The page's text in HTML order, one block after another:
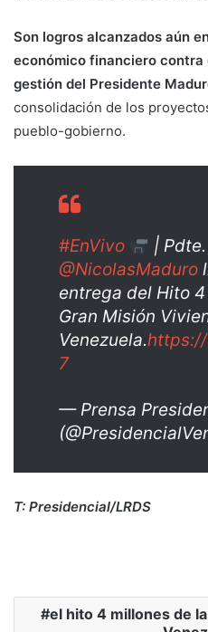
Son logros alcanzados aún
económico financiero contra
gestión del Presidente
consolidación de los
pueblo-gobierno.
#EnVivo
| Pdte.
@NicolasMaduro
entrega del Hito
Gran Misión
Venezuela.
7
— Prensa
T: Presidencial/LRDS
el hito 4 millones de